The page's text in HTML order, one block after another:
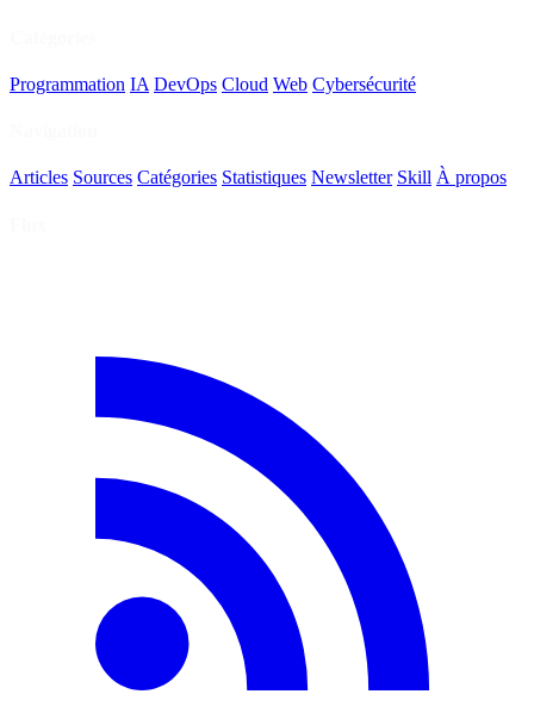
Programmation IA DevOps Cloud Web Cybersécurité
Articles Sources Catégories Statistiques Newsletter Skill À propos